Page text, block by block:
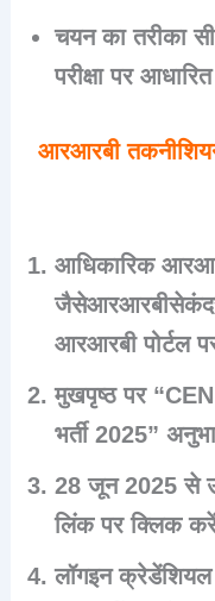
चयन का तरीका
परीक्षा पर आधारित
आरआरबी
आधिकारिक
आरआरबी पोर्टल
मुखपृष्ठ पर
भर्ती 2025”
28 जून 2025 से
लिंक पर क्लिक
लॉगइन